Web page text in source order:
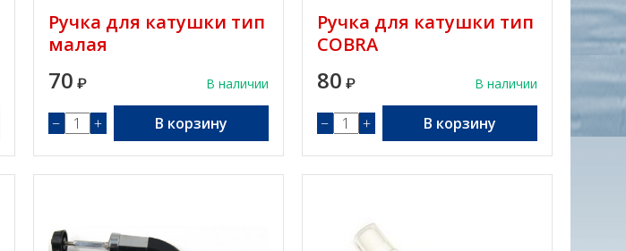
Ручка для катушки тип
малая
70 ₽ В наличии
− + В корзину
Ручка для катушки тип
COBRA
80 ₽ В наличии
− + В корзину